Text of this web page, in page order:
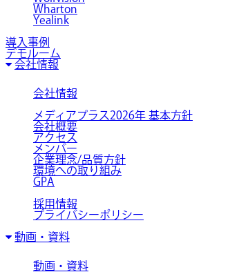
Wharton
Yealink
導入事例
デモルーム
会社情報
会社情報
メディアプラス2026年 基本方針
会社概要
アクセス
メンバー
企業理念/品質方針
環境への取り組み
GPA
採用情報
プライバシーポリシー
動画・資料
動画・資料